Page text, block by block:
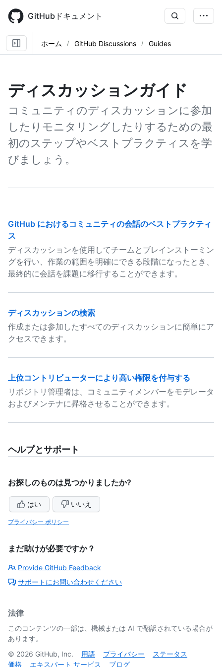
main
content
GitHubドキュメント
ホーム GitHub Discussions Guides
ディスカッションガイド
コミュニティのディスカッションに参加
したりモニタリングしたりするための最
初のステップやベストプラクティスを学
びましょう。
GitHub におけるコミュニティの会話のベストプラクティ
ス
ディスカッションを使用してチームとブレインストーミン
グを行い、作業の範囲を明確にできる段階になったとき、
最終的に会話を課題に移行することができます。
ディスカッションの検索
作成または参加したすべてのディスカッションに簡単にア
クセスできます。
上位コントリビューターにより高い権限を付与する
リポジトリ管理者は、コミュニティメンバーをモデレータ
およびメンテナに昇格させることができます。
ヘルプとサポート
お探しのものは見つかりましたか?
はい いいえ
プライバシー ポリシー
まだ助けが必要ですか？
Provide GitHub Feedback
サポートにお問い合わせください
法律
このコンテンツの一部は、機械または AI で翻訳されている場合が
あります。
© 2026 GitHub, Inc. 用語 プライバシー
ステータス
価格
エキスパート サービス ブログ